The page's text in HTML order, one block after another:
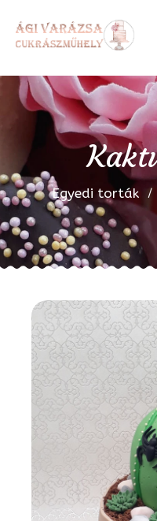
Egyedi torták